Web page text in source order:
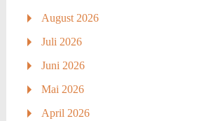
August 2026
Juli 2026
Juni 2026
Mai 2026
April 2026